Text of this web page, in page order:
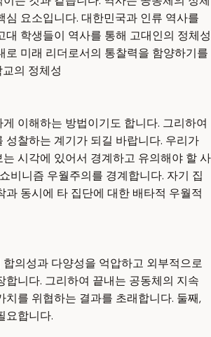
심 요소입니다. 대한민국과 인류 역사를
대 학생들이 역사를 통해 고대인의 정체성
로 미래 리더로서의 통찰력을 함양하기를
의 정체성
이해하는 방법이기도 합니다. 그리하여
성찰하는 계기가 되길 바랍니다. 우리가
시각에 있어서 경계하고 유의해야 할 사
비니즘 우월주의를 경계합니다. 자기 집
과 동시에 타 집단에 대한 배타적 우월적
의성과 다양성을 억압하고 외부적으로
합니다. 그리하여 끝내는 공동체의 지속
치를 위협하는 결과를 초래합니다. 둘째,
요합니다.